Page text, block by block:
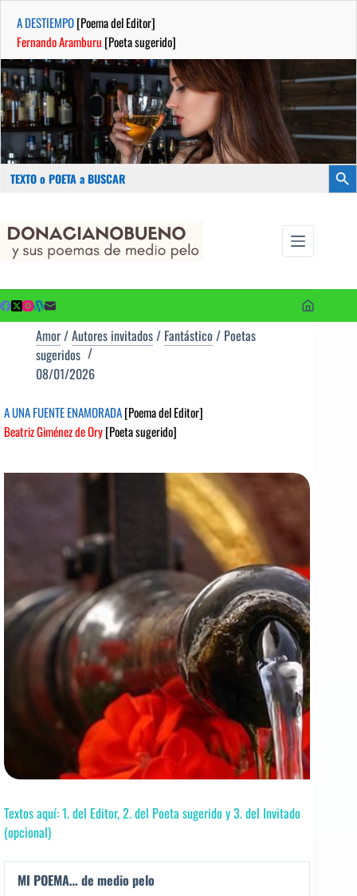
A DESTIEMPO[Poema del Editor]
Fernando Aramburu [Poeta sugerido]
Buscar:
contenido
Amor/Autores invitados/ Fantástico / Poetas
sugeridos
08/01/2026
A UNA FUENTE ENAMORADA[Poema del Editor]
Beatriz Giménez de Ory[Poeta sugerido]
Textos aquí: 1. del Editor, 2. del Poeta sugerido y 3. del Invitado
(opcional)
MI POEMA… de medio pelo